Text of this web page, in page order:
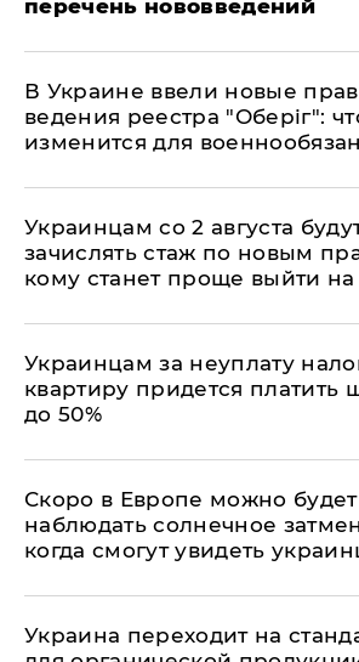
перечень нововведений
В Украине ввели новые
ведения реестра "Оберіг":
изменится для
Украинцам со 2 августа
зачислять стаж по новым
кому станет проще выйти
Украинцам за неуплату
квартиру придется платить
до 50%
Скоро в Европе можно будет
наблюдать солнечное
когда смогут увидеть
Украина переходит на